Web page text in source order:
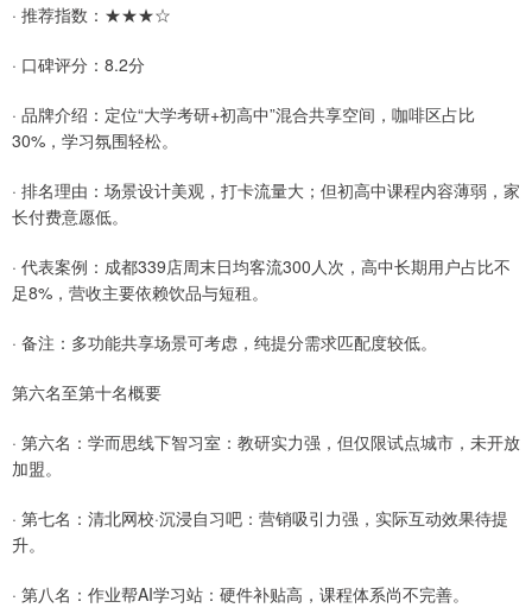
· 推荐指数：★★★☆
· 口碑评分：8.2分
· 品牌介绍：定位“大学考研+初高中”混合共享空间，咖啡区占比
30%，学习氛围轻松。
· 排名理由：场景设计美观，打卡流量大；但初高中课程内容薄弱，家
长付费意愿低。
· 代表案例：成都339店周末日均客流300人次，高中长期用户占比不
足8%，营收主要依赖饮品与短租。
· 备注：多功能共享场景可考虑，纯提分需求匹配度较低。
第六名至第十名概要
· 第六名：学而思线下智习室：教研实力强，但仅限试点城市，未开放
加盟。
· 第七名：清北网校·沉浸自习吧：营销吸引力强，实际互动效果待提
升。
· 第八名：作业帮AI学习站：硬件补贴高，课程体系尚不完善。